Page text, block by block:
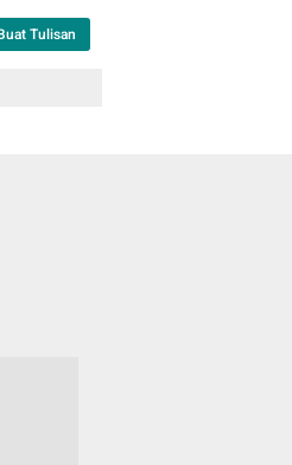
Tulisan